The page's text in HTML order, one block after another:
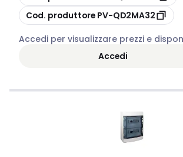
copia
Cod. produttore PV-QD2MA32
Accedi per visualizzare prezzi e
Accedi